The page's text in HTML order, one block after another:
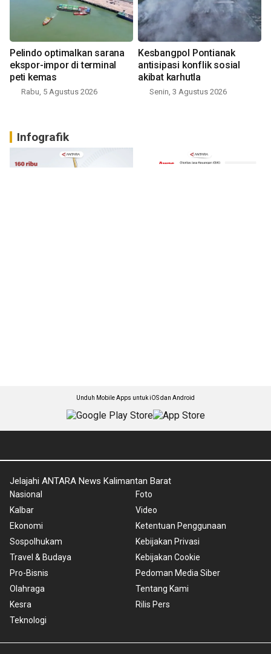
Pelindo optimalkan sarana
ekspor-impor di terminal
peti kemas
Rabu, 5 Agustus 2026
Kesbangpol Pontianak
antisipasi konflik sosial
akibat karhutla
Senin, 3 Agustus 2026
Infografik
Unduh Mobile Apps untuk iOS dan Android
Jelajahi ANTARA News Kalimantan Barat
Nasional
Kalbar
Ekonomi
Sospolhukam
Travel & Budaya
Pro-Bisnis
Olahraga
Kesra
Teknologi
Foto
Video
Ketentuan Penggunaan
Kebijakan Privasi
Kebijakan Cookie
Pedoman Media Siber
Tentang Kami
Rilis Pers